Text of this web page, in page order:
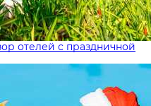
отелей с праздничной